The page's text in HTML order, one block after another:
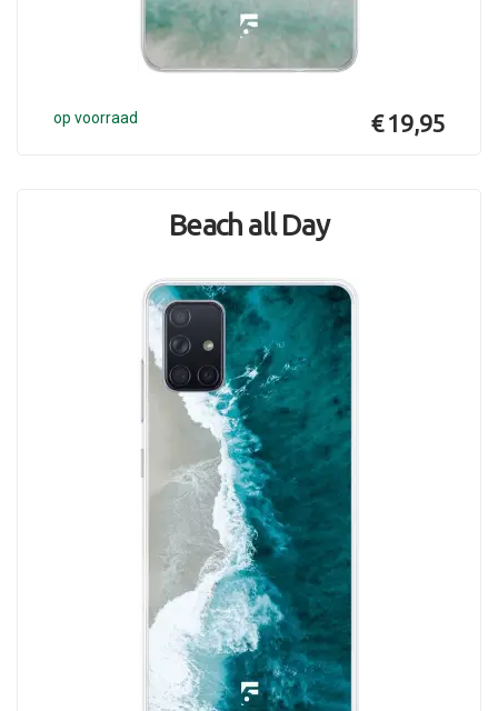
op voorraad € 19,95
Beach all Day